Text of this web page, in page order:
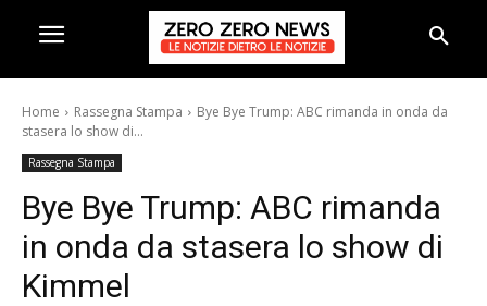
Home Rassegna Stampa
Bye Bye Trump: ABC rimanda in onda da
stasera lo show di...
Rassegna Stampa
Bye Bye Trump: ABC rimanda
in onda da stasera lo show di
Kimmel